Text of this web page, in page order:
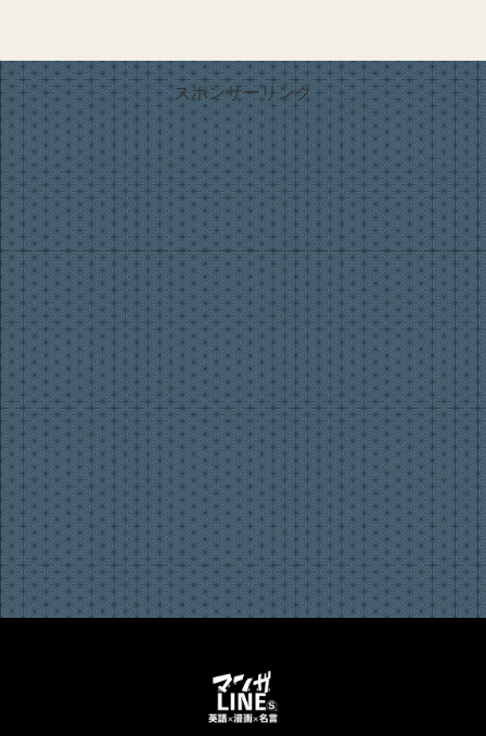
スポンサーリンク